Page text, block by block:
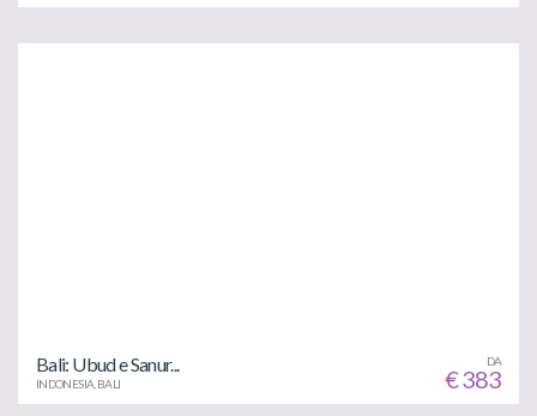
DA
€ 383
Bali: Ubud e Sanur...
INDONESIA, BALI